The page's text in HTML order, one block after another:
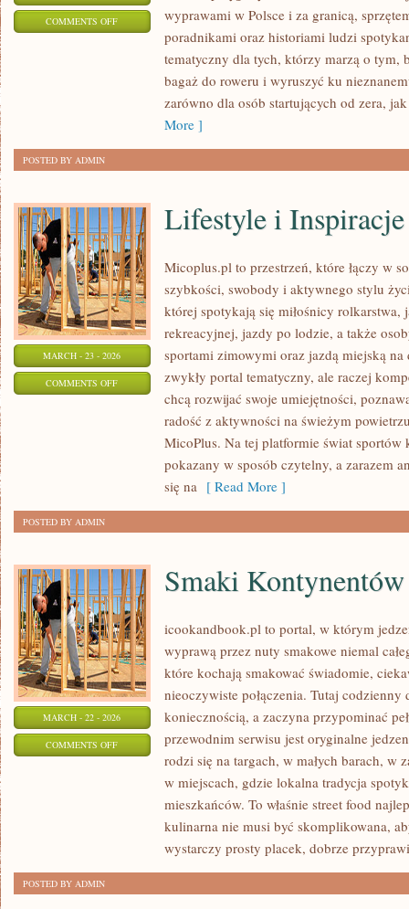
COMMENTS OFFON
WEEKENDOWE
wyprawami w Polsce i za granicą,
poradnikami oraz historiami ludzi
tematyczny dla tych, którzy marzą o tym,
bagaż do roweru i wyruszyć ku
zarówno dla osób startujących od zera,
More ]
POSTED BY ADMIN
MARCH - 23 - 2026
COMMENTS OFFON
LIFESTYLE
INSPIRACJE
Lifestyle i Inspiracje
Micoplus.pl to przestrzeń, które łączy w
szybkości, swobody i aktywnego stylu
której spotykają się miłośnicy rolkarstwa,
rekreacyjnej, jazdy po lodzie, a także
sportami zimowymi oraz jazdą miejską na
zwykły portal tematyczny, ale raczej
chcą rozwijać swoje umiejętności,
radość z aktywności na świeżym
MicoPlus. Na tej platformie świat sportów
pokazany w sposób czytelny, a zarazem
się na [ Read More ]
POSTED BY ADMIN
MARCH - 22 - 2026
COMMENTS OFFON
KONTYNENTÓW
Smaki Kontynentów
icookandbook.pl to portal, w którym
wyprawą przez nuty smakowe niemal
które kochają smakować świadomie,
nieoczywiste połączenia. Tutaj codzienny
koniecznością, a zaczyna przypominać
przewodnim serwisu jest oryginalne
rodzi się na targach, w małych barach, w
w miejscach, gdzie lokalna tradycja
mieszkańców. To właśnie street food
kulinarna nie musi być skomplikowana,
wystarczy prosty placek, dobrze
POSTED BY ADMIN